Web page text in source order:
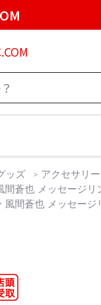
ッズ
アクセサリ
間蒼也 メッセージリ
風間蒼也 メッセー